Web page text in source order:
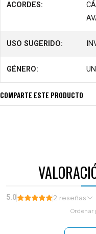
ACORDES:
USO SUGERIDO:
GÉNERO:
COMPARTE ESTE PRODUCTO
5.0 2 reseñas
Ordenar